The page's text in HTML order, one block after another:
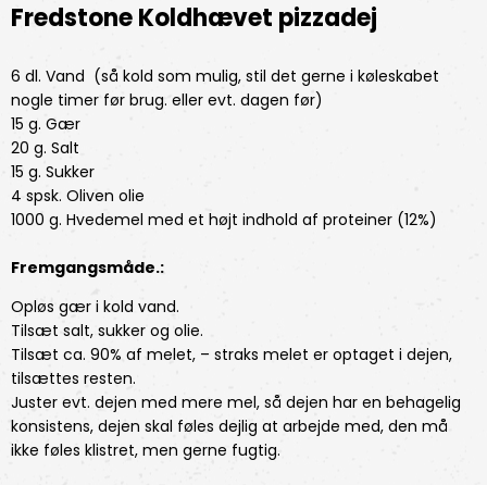
Fredstone Koldhævet pizzadej
6 dl. Vand (så kold som mulig, stil det gerne i køleskabet
nogle timer før brug. eller evt. dagen før)
15 g. Gær
20 g. Salt
15 g. Sukker
4 spsk. Oliven olie
1000 g. Hvedemel med et højt indhold af proteiner (12%)
Fremgangsmåde.:
Opløs gær i kold vand.
Tilsæt salt, sukker og olie.
Tilsæt ca. 90% af melet, – straks melet er optaget i dejen,
tilsættes resten.
Juster evt. dejen med mere mel, så dejen har en behagelig
konsistens, dejen skal føles dejlig at arbejde med, den må
ikke føles klistret, men gerne fugtig.